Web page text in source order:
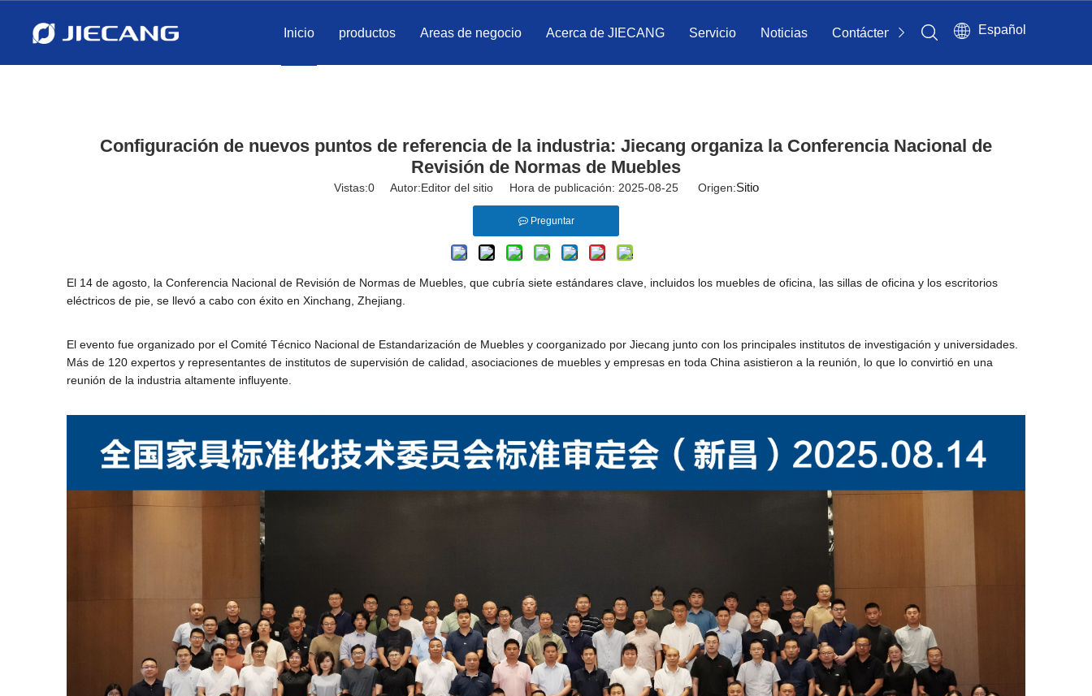
Inicio productos Areas de negocio Acerca de JIECANG Servicio Noticias Contáctenos Español
Configuración de nuevos puntos de referencia de la industria: Jiecang organiza la Conferencia Nacional de
Revisión de Normas de Muebles
Vistas:0Autor:Editor del sitio Hora de publicación: 2025-08-25 Origen:Sitio
Preguntar
El 14 de agosto, la Conferencia Nacional de Revisión de Normas de Muebles, que cubría siete estándares clave, incluidos los muebles de oficina, las sillas de oficina y los escritorios
eléctricos de pie, se llevó a cabo con éxito en Xinchang, Zhejiang.
El evento fue organizado por el Comité Técnico Nacional de Estandarización de Muebles y coorganizado por Jiecang junto con los principales institutos de investigación y universidades.
Más de 120 expertos y representantes de institutos de supervisión de calidad, asociaciones de muebles y empresas en toda China asistieron a la reunión, lo que lo convirtió en una
reunión de la industria altamente influyente.